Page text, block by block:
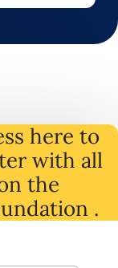
here to
with all
the
.